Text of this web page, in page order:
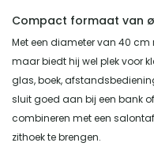
Compact formaat van
Met een diameter van 40 cm
maar biedt hij wel plek voor
glas, boek,
sluit goed aan bij een bank
combineren met een
zithoek te brengen.